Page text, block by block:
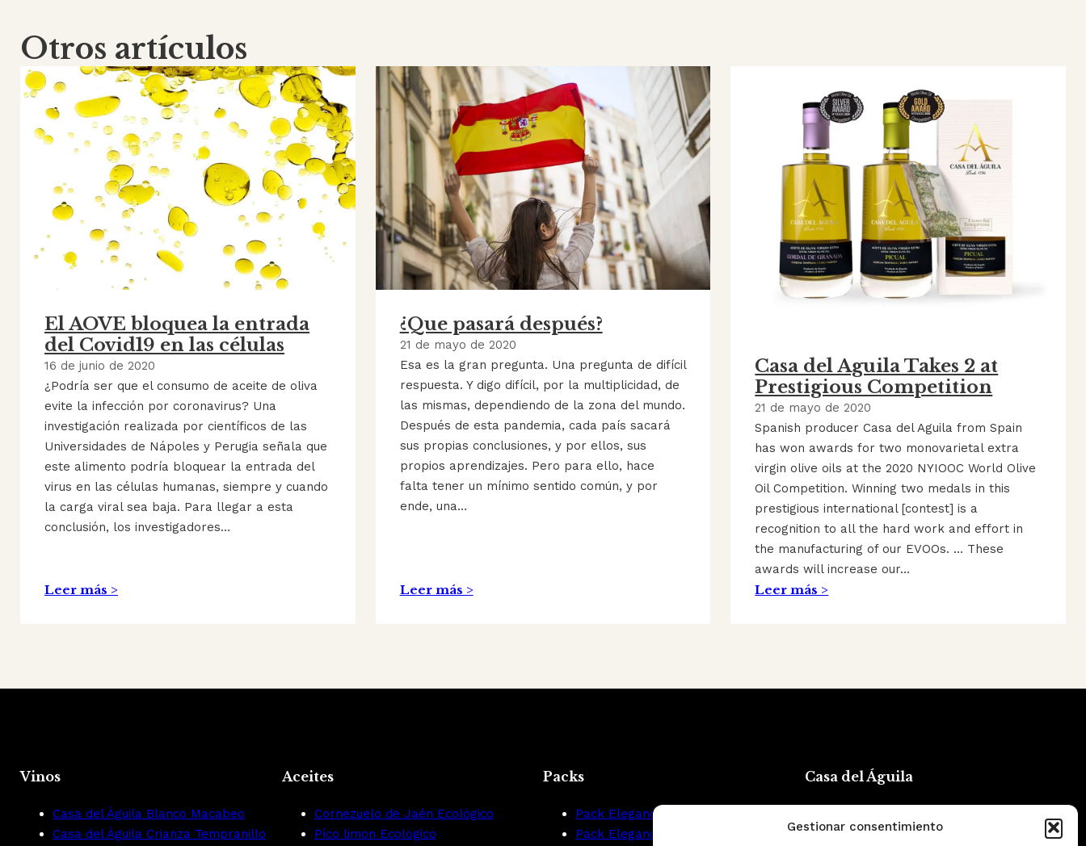
Gestionar consentimiento
Otros artículos
El AOVE bloquea la entrada
del Covid19 en las células
16 de junio de 2020
¿Podría ser que el consumo de aceite de oliva
evite la infección por coronavirus? Una
investigación realizada por científicos de las
Universidades de Nápoles y Perugia señala que
este alimento podría bloquear la entrada del
virus en las células humanas, siempre y cuando
la carga viral sea baja. Para llegar a esta
conclusión, los investigadores…
Leer más >
¿Que pasará después?
21 de mayo de 2020
Esa es la gran pregunta. Una pregunta de difícil
respuesta. Y digo difícil, por la multiplicidad, de
las mismas, dependiendo de la zona del mundo.
Después de esta pandemia, cada país sacará
sus propias conclusiones, y por ellos, sus
propios aprendizajes. Pero para ello, hace
falta tener un mínimo sentido común, y por
ende, una…
Leer más >
Casa del Aguila Takes 2 at
Prestigious Competition
21 de mayo de 2020
Spanish producer Casa del Aguila from Spain
has won awards for two monovarietal extra
virgin olive oils at the 2020 NYIOOC World Olive
Oil Competition. Winning two medals in this
prestigious international [contest] is a
recognition to all the hard work and effort in
the manufacturing of our EVOOs. … These
awards will increase our…
Leer más >
Vinos
Casa del Águila Blanco Macabeo
Casa del Águila Crianza Tempranillo
Aceites
Cornezuelo de Jaén Ecológico
Pìco limon Ecologico
Packs
Pack Elegance Aove
Pack Elegance Vino
Casa del Águila
Blog